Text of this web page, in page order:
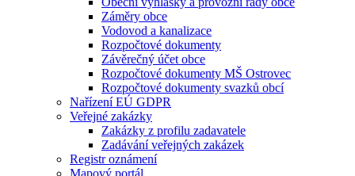
Záměry obce
Vodovod a kanalizace
Rozpočtové dokumenty
Závěrečný účet obce
Rozpočtové dokumenty MŠ Ostrovec
Rozpočtové dokumenty svazků obcí
Nařízení EÚ GDPR
Veřejné zakázky
Zakázky z profilu zadavatele
Zadávání veřejných zakázek
Registr oznámení
Mapový portál